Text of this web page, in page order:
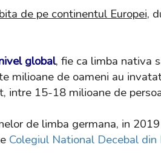
de pe continentul Europei,
global, fie ca limba nativa
milioane de oameni au
intre 15-18 milioane de
de limba germana, in
Colegiul National Decebal din